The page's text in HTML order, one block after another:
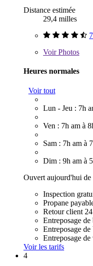
Distance estimée
29,4 milles
VoirPhotos
Heures normales
Voir tout
Lun - Jeu : 7h
Ven : 7h am à
Sam : 7h am à
Dim : 9h am à
Ouvert aujourd'hui de
Inspection
Propane
Retour client
Entreposage de
Entreposage de
Entreposage
Voir les tarifs
4